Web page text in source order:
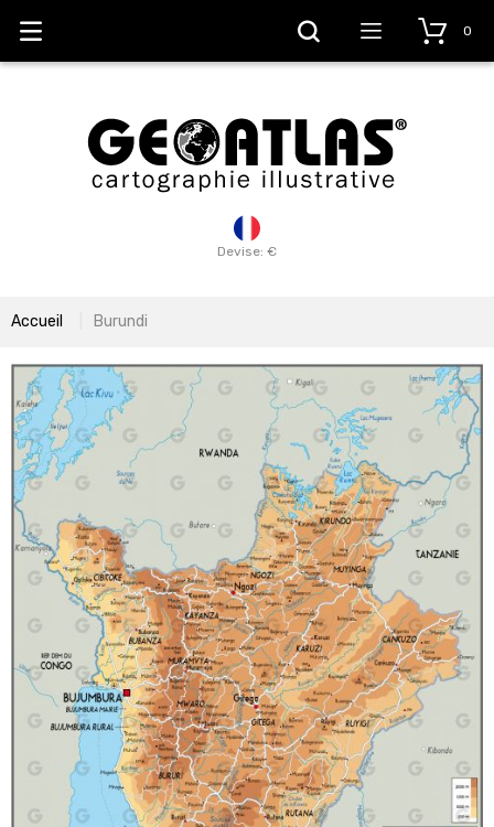
Devise: €
0
Accueil Burundi